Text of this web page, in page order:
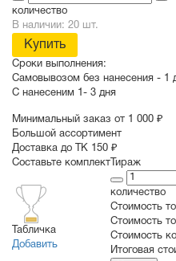
количество
В наличии: 20 шт.
Купить
Сроки выполнения:
Самовывозом без нанесения -
1
С нанесеним
1- 3 дня
Минимальный заказ от 1 000 ₽
Большой ассортимент
Доставка до ТК 150 ₽
Составьте комплект
Табличка
Добавить
Тираж
количество
Стоимость
Cтоимость
Стоимость
Итоговая